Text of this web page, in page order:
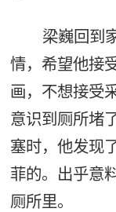
梁巍回到
情，希望他接
画，不想接受
意识到厕所堵
塞时，他发现
菲的。出乎意
厕所里。